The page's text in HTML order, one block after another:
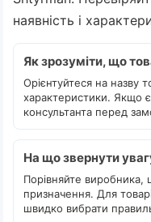
наявність і
Як зрозуміти, що
Орієнтуйтеся на назву
характеристики. Якщо
консультанта перед
На що звернути
Порівняйте виробника,
призначення. Для
швидко вибрати